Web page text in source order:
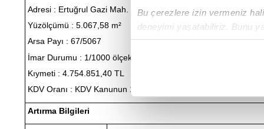
Bu çerezlere izin vermeniz
deneyimi yaşatabiliriz. Bunu
içerikleri sunabilmek adına
Her halükârda, kullanıcılar,
çerezler vasıtasıyla çeşitli
Adresi : Ertuğrul Gazi Mah. 189073 Sokak.B Blok No:2/B
Yüzölçümü : 5.067,58 m²
Arsa Payı : 67/5067
İmar Durumu : 1/1000 ölçekli uygulama imar planında, Kısmen
Kıymeti : 4.754.851,40 TL
KDV Oranı : KDV Kanunun 17. Maddesinin 4. Fıkrası Uyarınca
Artırma Bilgileri